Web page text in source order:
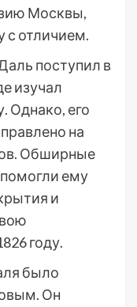
Москвы,
с отличием.
поступил в
изучал
Однако, его
на
Обширные
ему
и
году.
было
Он